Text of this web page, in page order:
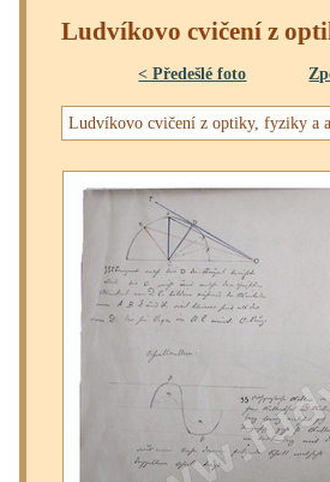
Ludvíkovo cvičení z
< Předešlé foto
Ludvíkovo cvičení z optiky, fyziky